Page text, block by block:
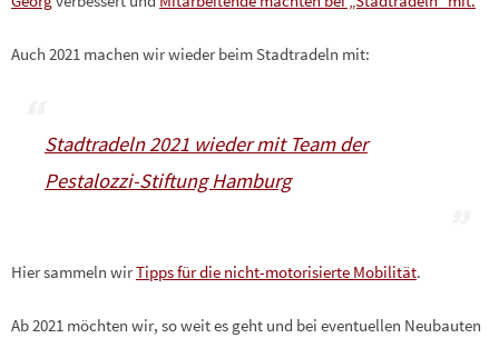
Auch 2021 machen wir wieder beim Stadtradeln mit:
Stadtradeln 2021 wieder mit Team der
Pestalozzi-Stiftung Hamburg
Hier sammeln wirTipps für die nicht-motorisierte Mobilität.
Ab 2021 möchten wir, so weit es geht und bei eventuellen Neubauten